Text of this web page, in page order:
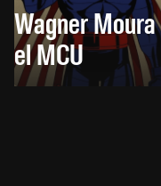
Wagner
el MCU